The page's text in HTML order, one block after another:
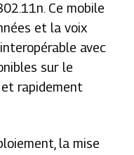
Ce mobile
et la voix
avec
sur le
rapidement
la mise